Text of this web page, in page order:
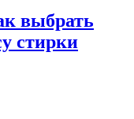
выбрать
стирки